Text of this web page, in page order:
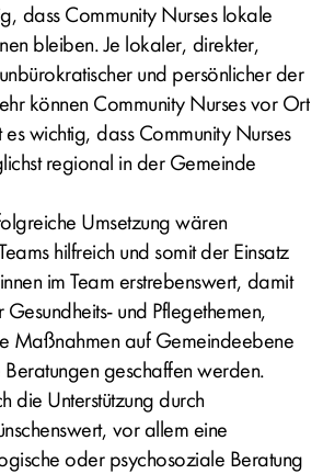
dass Community Nurses lokale
bleiben. Je lokaler, direkter,
und persönlicher der
können Community Nurses vor Ort
wichtig, dass Community Nurses
regional in der Gemeinde
Umsetzung wären
hilfreich und somit der Einsatz
im Team erstrebenswert, damit
Gesundheits- und Pflegethemen,
Maßnahmen auf Gemeindeebene
geschaffen werden.
die Unterstützung durch
vor allem eine
oder psychosoziale Beratung